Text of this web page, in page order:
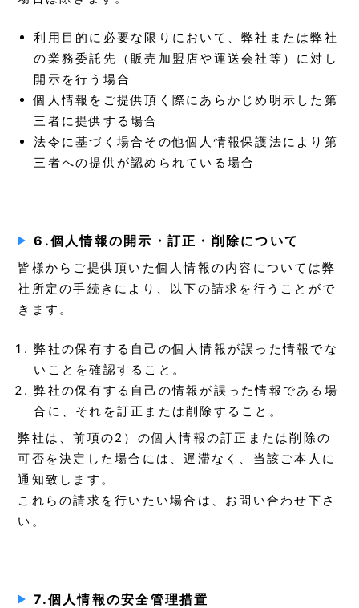
利用目的に必要な限りにおいて、弊社または弊社
の業務委託先（販売加盟店や運送会社等）に対し
開示を行う場合
個人情報をご提供頂く際にあらかじめ明示した第
三者に提供する場合
法令に基づく場合その他個人情報保護法により第
三者への提供が認められている場合
6.個人情報の開示・訂正・削除について
皆様からご提供頂いた個人情報の内容については弊
社所定の手続きにより、以下の請求を行うことがで
きます。
弊社の保有する自己の個人情報が誤った情報でな
いことを確認すること。
弊社の保有する自己の情報が誤った情報である場
合に、それを訂正または削除すること。
弊社は、前項の2）の個人情報の訂正または削除の
可否を決定した場合には、遅滞なく、当該ご本人に
通知致します。
これらの請求を行いたい場合は、お問い合わせ下さ
い。
7.個人情報の安全管理措置